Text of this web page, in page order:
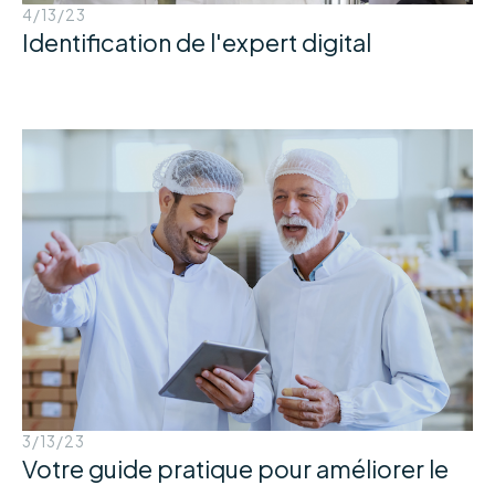
4/13/23
Identification de l'expert digital
3/13/23
Votre guide pratique pour améliorer le